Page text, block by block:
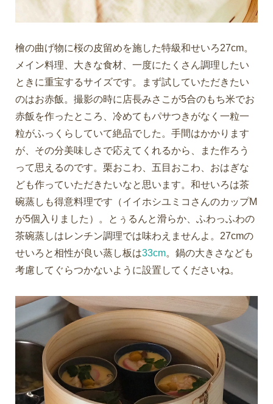
檜の曲げ物に桜の皮留めを施した特級和せいろ27cm。
メイン料理、大きな食材、一度にたくさん調理したい
ときに重宝するサイズです。まず試していただきたい
のはお赤飯。撮影の時に店長みさこが5合のもち米でお
赤飯を作ったところ、冷めてもパサつきがなく一粒一
粒がふっくらしていて絶品でした。手間はかかります
が、その分美味しさで応えてくれるから、また作ろう
って思えるのです。栗おこわ、五目おこわ、おはぎな
ども作っていただきたいなと思います。和せいろは茶
碗蒸しも得意料理です（イイホシユミコさんのカップM
が5個入りました）。とぅるんと滑らか、ふわっふわの
茶碗蒸しはレンチン調理では味わえませんよ。27cmの
せいろと相性が良い蒸し板は33cm。鍋の大きさなども
考慮してぐらつかないように設置してくださいね。